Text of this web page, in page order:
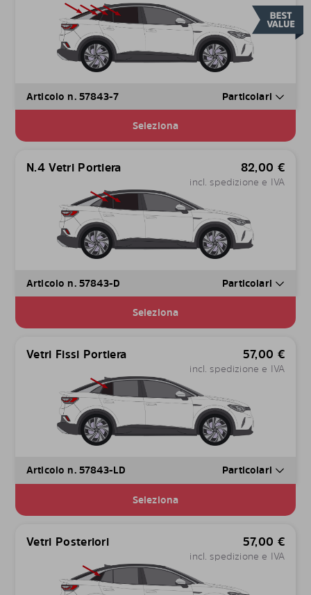
Articolo n. 57843-7 Particolari
Seleziona
N.4 Vetri Portiera 82,00 €
incl. spedizione e IVA
Articolo n. 57843-D Particolari
Seleziona
Vetri Fissi Portiera 57,00 €
incl. spedizione e IVA
Articolo n. 57843-LD Particolari
Seleziona
Vetri Posteriori 57,00 €
incl. spedizione e IVA